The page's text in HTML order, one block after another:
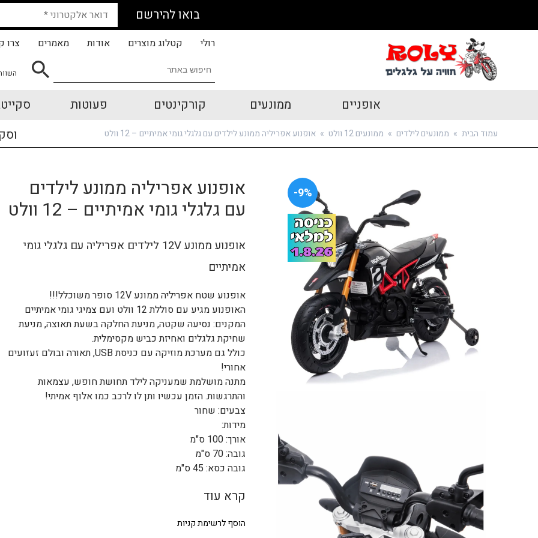
בואו להירשם
רולי קטלוג מוצרים אודות מאמרים צרו
אופניים ממונעים קורקינטים פעוטות
עמוד הבית » ממונעים לילדים » ממונעים 12 וולט » אופנוע אפריליה ממונע לילדים עם גלגלי גומי אמיתיים – 12 וולט
9%-
אופנוע אפריליה ממונע לילדים
עם גלגלי גומי אמיתיים – 12 וולט
אופנוע ממונע 12V
לילדים אפריליה עם גלגלי גומי
אמיתיים
אופנוע שטח אפריליה ממונע 12V סופר משוכלל!!!
האופנוע מגיע עם סוללת 12 וולט ועם צמיגי גומי אמיתיים
המקנים: נסיעה שקטה, מניעת החלקה בשעת תאוצה, מניעת
שחיקת גלגלים ואחיזת כביש מקסימלית.
כולל גם מערכת מוזיקה עם כניסת USB, תאורה ובולם זעזועים
אחורי!
מתנה מושלמת שמעניקה לילד תחושת חופש, עצמאות
והתרגשות. הזמן עכשיו ותן לו לרכב כמו אלוף אמיתי!
צבעים: שחור
מידות:
אורך: 100 ס"מ
גובה: 70 ס"מ
גובה כסא: 45 ס"מ
קרא עוד
הוסף לרשימת קניות